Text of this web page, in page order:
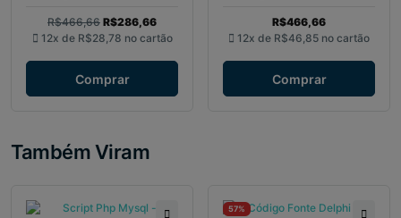
R$466,66 R$286,66
12x de R$28,78 no cartão
Comprar
R$466,66
12x de R$46,85 no cartão
Comprar
Também Viram
57%